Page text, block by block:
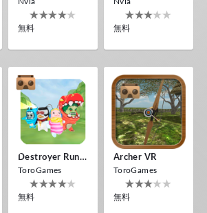
無料 無料
Destroyer Run VR
ToroGames
無料
Archer VR
ToroGames
無料